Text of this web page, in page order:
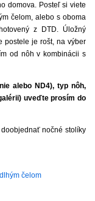
domova. Posteľ si viete
čelom, alebo s oboma
z DTD. Úložný
postele je rošt, na výber
od nôh v kombinácii s
alebo ND4), typ nôh,
uveďte prosím do
nočné stolíky